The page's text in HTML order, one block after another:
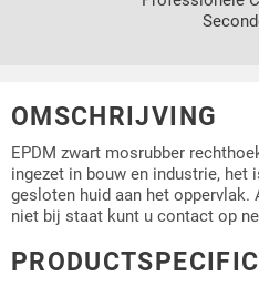
OMSCHRIJVING
EPDM zwart mosrubber
ingezet in bouw en industrie, het
gesloten huid aan het
niet bij staat kunt u contact op